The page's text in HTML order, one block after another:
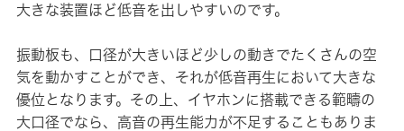
大きな装置ほど低音を出しやすいのです。
振動板も、口径が大きいほど少しの動きでたくさんの空
気を動かすことができ、それが低音再生において大きな
優位となります。その上、イヤホンに搭載できる範疇の
大口径でなら、高音の再生能力が不足することもありま